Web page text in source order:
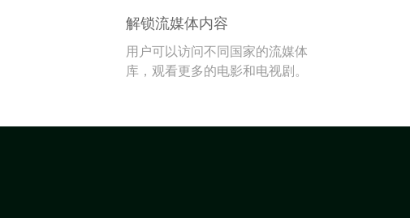
解锁流媒体内容
用户可以访问不同国家的流媒体
库，观看更多的电影和电视剧。